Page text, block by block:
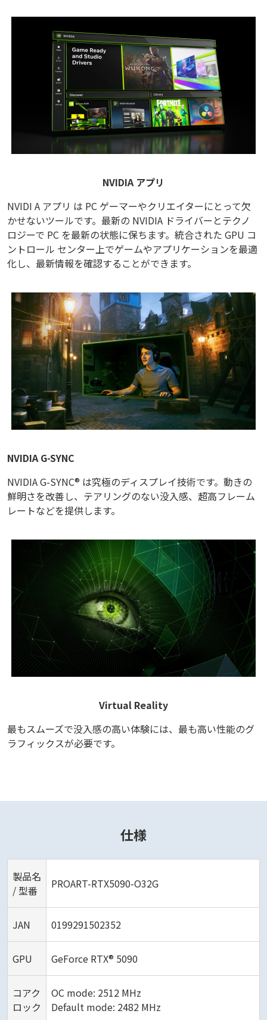
NVIDIA アプリ
NVIDI A アプリ は PC ゲーマーやクリエイターにとって欠
かせないツールです。最新の NVIDIA ドライバーとテクノ
ロジーで PC を最新の状態に保ちます。統合された GPU コ
ントロール センター上でゲームやアプリケーションを最適
化し、最新情報を確認することができます。
NVIDIA G-SYNC
NVIDIA G-SYNC® は究極のディスプレイ技術です。動きの
鮮明さを改善し、テアリングのない没入感、超高フレーム
レートなどを提供します。
Virtual Reality
最もスムーズで没入感の高い体験には、最も高い性能のグ
ラフィックスが必要です。
仕様
製品名
/ 型番
PROART-RTX5090-O32G
JAN 0199291502352
GPU GeForce RTX® 5090
コアク
ロック
OC mode: 2512 MHz
Default mode: 2482 MHz